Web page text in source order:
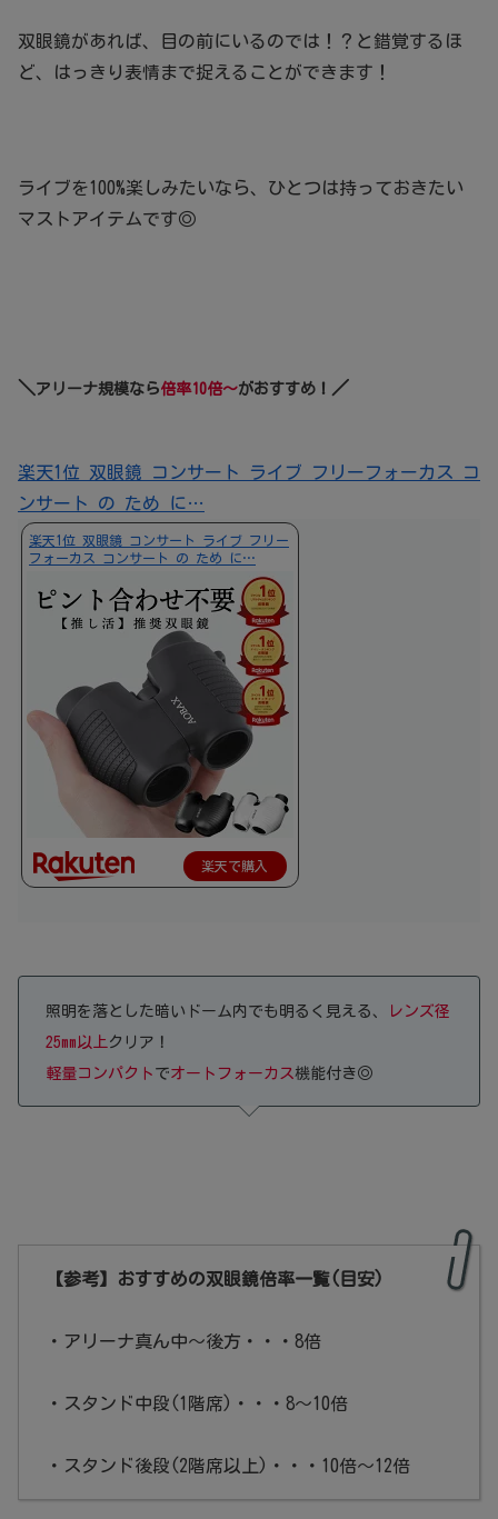
双眼鏡があれば、目の前にいるのでは！？と錯覚するほ
ど、はっきり表情まで捉えることができます！
ライブを100%楽しみたいなら、ひとつは持っておきたい
マストアイテムです◎
＼ アリーナ規模なら倍率10倍～がおすすめ！ ／
楽天1位 双眼鏡 コンサート ライブ フリーフォーカス コ
ンサート の ため に…
楽天1位 双眼鏡 コンサート ライブ フリー
フォーカス コンサート の ため に…
楽天で購入
照明を落とした暗いドーム内でも明るく見える、
レンズ径
25mm以上 クリア！
軽量コンパクト でオートフォーカス機能付き◎
【参考】おすすめの双眼鏡倍率一覧(目安)
・アリーナ真ん中～後方・・・8倍
・スタンド中段(1階席)・・・8～10倍
・スタンド後段(2階席以上)・・・10倍～12倍